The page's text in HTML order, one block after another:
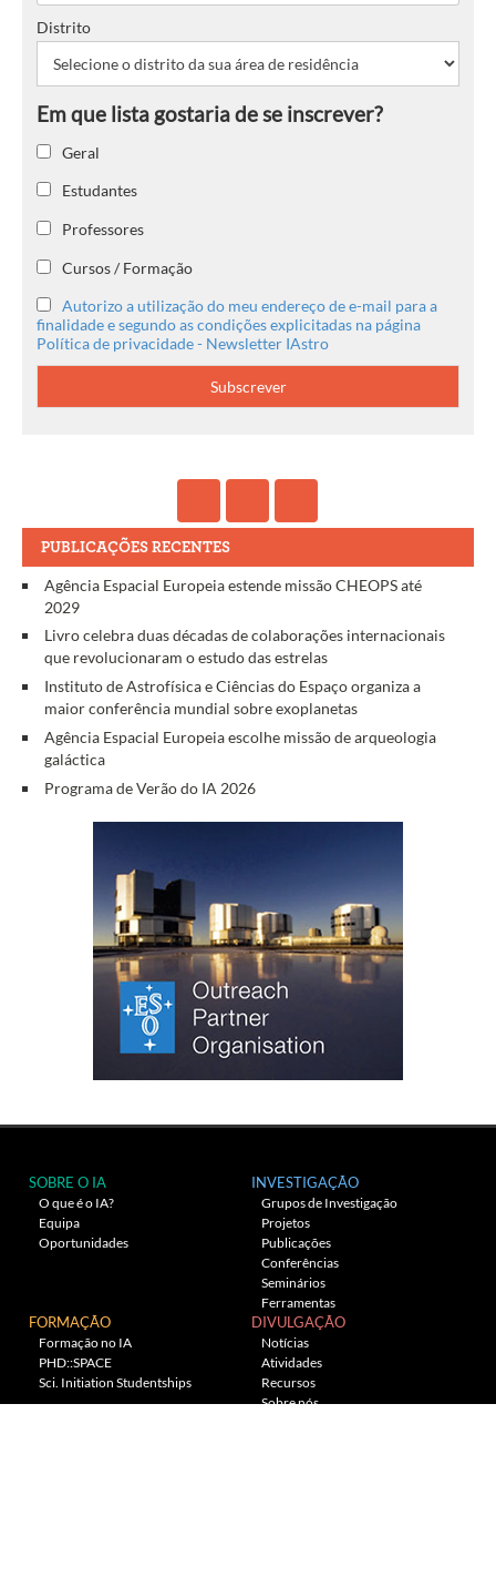
Distrito
Geral
Estudantes
Professores
Cursos / Formação
Autorizo a utilização do meu endereço de e-mail para a
finalidade e segundo as condições explicitadas na página
Política de privacidade - Newsletter IAstro
PUBLICAÇÕES RECENTES
Agência Espacial Europeia estende missão CHEOPS até
2029
Livro celebra duas décadas de colaborações internacionais
que revolucionaram o estudo das estrelas
Instituto de Astrofísica e Ciências do Espaço organiza a
maior conferência mundial sobre exoplanetas
Agência Espacial Europeia escolhe missão de arqueologia
galáctica
Programa de Verão do IA 2026
SOBRE O IA
O que é o IA?
Equipa
Oportunidades
INVESTIGAÇÃO
Grupos de Investigação
Projetos
Publicações
Conferências
Seminários
Ferramentas
FORMAÇÃO
Formação no IA
PHD::SPACE
Sci. Initiation Studentships
DIVULGAÇÃO
Notícias
Atividades
Recursos
Sobre nós